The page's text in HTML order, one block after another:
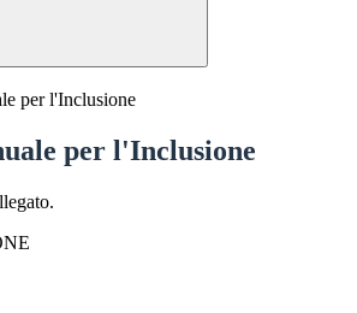
per l'Inclusione
per l'Inclusione